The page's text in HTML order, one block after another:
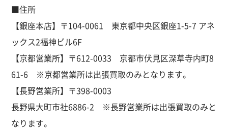
■住所
【銀座本店】〒104-0061 東京都中央区銀座1-5-7 アネ
ックス2福神ビル6F
【京都営業所】〒612-0033 京都市伏見区深草寺内町8
61-6 ※京都営業所は出張買取のみとなります。
【長野営業所】 〒398-0003
長野県大町市社6886-2 ※長野営業所は出張買取のみと
なります。